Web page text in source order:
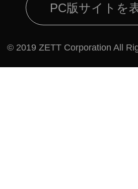
PC版サイトを
© 2019 ZETT Corporation All